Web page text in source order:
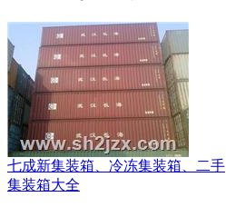
七成新集装箱、冷冻集装箱、二手
集装箱大全